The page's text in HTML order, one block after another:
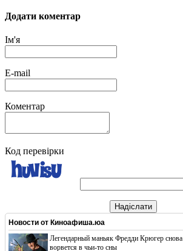
Додати коментар
Ім'я
E-mail
Коментар
Код перевірки
Надіслати
Новости от Киноафиша.юа
Легендарный маньяк Фредди Крюгер снова
ворвется в чьи-то сны